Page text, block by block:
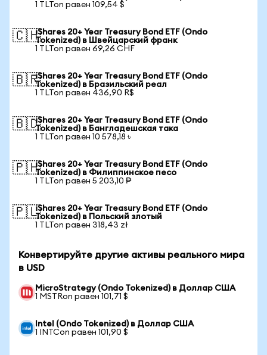
1 TLTon равен 109,54 $
🇨🇭iShares 20+ Year Treasury Bond ETF (Ondo
Tokenized) в Швейцарский франк
1 TLTon равен 69,26 CHF
🇧🇷iShares 20+ Year Treasury Bond ETF (Ondo
Tokenized) в Бразильский реал
1 TLTon равен 436,90 R$
🇧🇩iShares 20+ Year Treasury Bond ETF (Ondo
Tokenized) в Бангладешская така
1 TLTon равен 10 578,18 ৳
🇵🇭iShares 20+ Year Treasury Bond ETF (Ondo
Tokenized) в Филиппинское песо
1 TLTon равен 5 203,10 ₱
🇵🇱iShares 20+ Year Treasury Bond ETF (Ondo
Tokenized) в Польский злотый
1 TLTon равен 318,43 zł
Конвертируйте другие активы реального мира
в USD
MicroStrategy (Ondo Tokenized) в Доллар США
1 MSTRon равен 101,71 $
Intel (Ondo Tokenized) в Доллар США
1 INTCon равен 101,90 $